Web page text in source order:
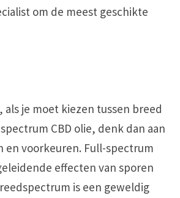
om de meest geschikte
als je moet kiezen tussen breed
CBD olie, denk dan aan
en voorkeuren. Full-spectrum
effecten van sporen
is een geweldig